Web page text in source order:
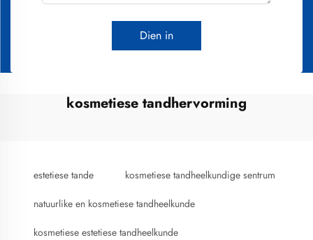
Dien in
kosmetiese tandhervorming
estetiese tande kosmetiese tandheelkundige sentrum
natuurlike en kosmetiese tandheelkunde
kosmetiese estetiese tandheelkunde